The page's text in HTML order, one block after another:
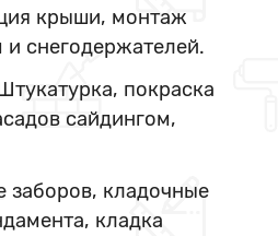
крыши, монтаж
снегодержателей.
покраска
сайдингом,
заборов, кладочные
кладка